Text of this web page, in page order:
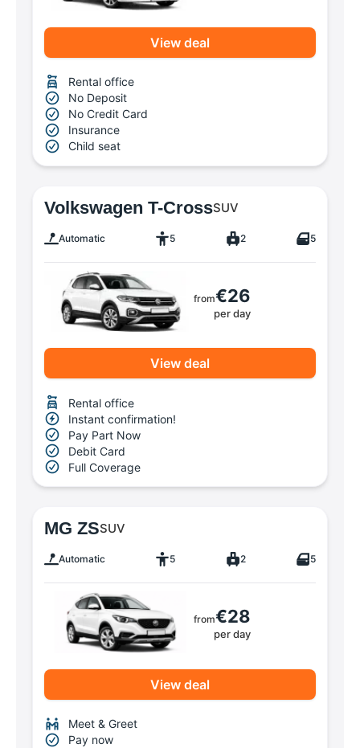
View deal
Rental office
No Deposit
No Credit Card
Insurance
Child seat
Volkswagen T-CrossSUV
Automatic 5 2 5
from€26
per day
View deal
Rental office
Instant confirmation!
Pay Part Now
Debit Card
Full Coverage
MG ZSSUV
Automatic 5 2 5
from€28
per day
View deal
Meet & Greet
Pay now